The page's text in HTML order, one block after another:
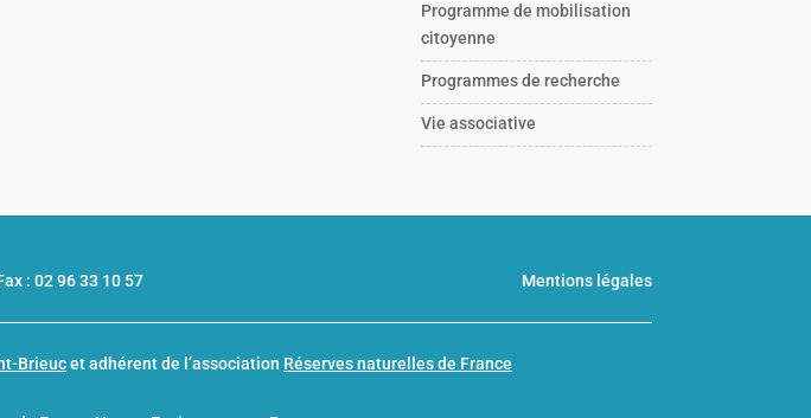
Programme de mobilisation
citoyenne
Programmes de recherche
Vie associative
: 02 96 33 10 57 Mentions légales
Brieucet adhérent de l’association Réserves naturelles de France